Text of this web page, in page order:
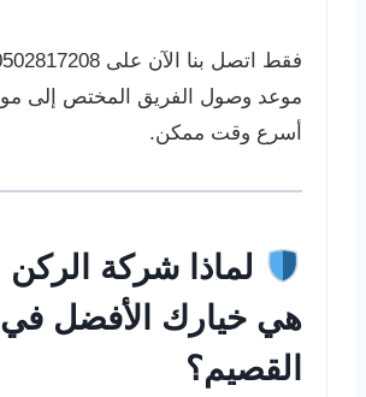
موعد وصول الفريق المختص إلى
أسرع وقت ممكن.
لماذا شركة الركن
هي خيارك الأفضل في
القصيم؟